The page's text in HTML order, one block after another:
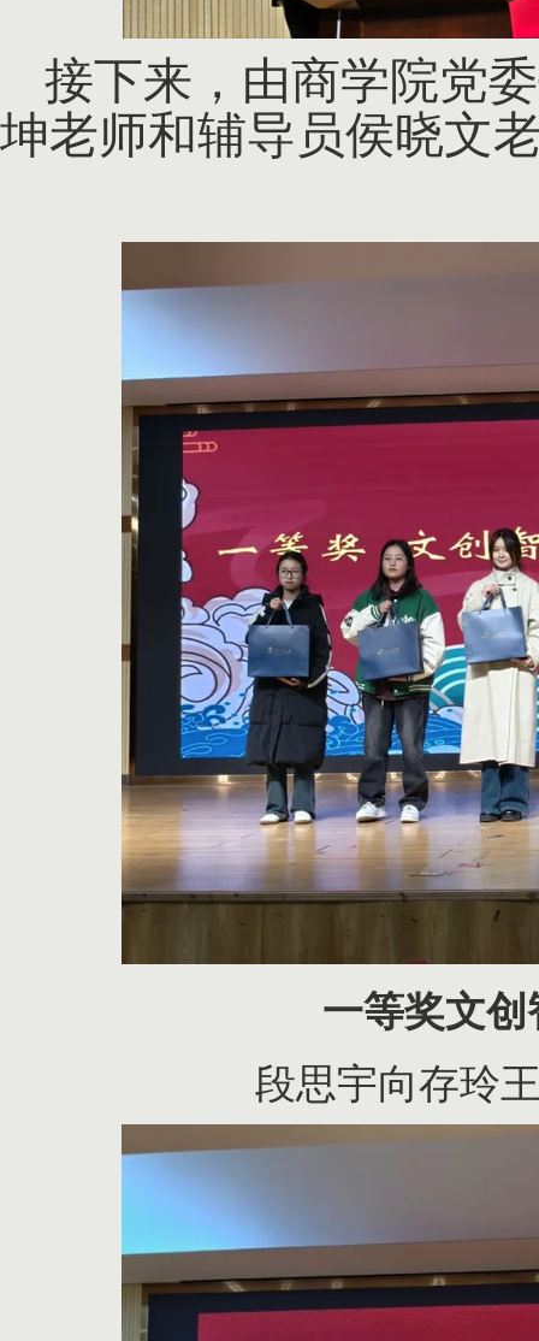
接下来，由商学院党
坤老师和辅导员侯晓文
一等奖文
段思宇向存玲